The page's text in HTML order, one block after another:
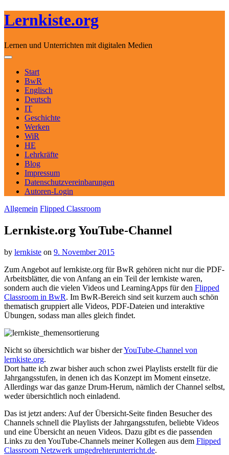
Lernkiste.org
Lernen und Unterrichten mit digitalen Medien
Skip to content
Toggle navigation
Start
BwR
Englisch
Deutsch
IT
Geschichte
Werken
WiR
HE
Lehrkräfte
Blog
Impressum
Datenschutzvereinbarungen
Autoren-Login
Allgemein Flipped Classroom
Lernkiste.org YouTube-Channel
by lernkiste on 9. November 2015
Zum Angebot auf lernkiste.org für BwR gehören nicht nur die PDF-
Arbeitsblätter, die von Anfang an ein Teil der lernkiste waren,
sondern auch die vielen Videos und LearningApps für den Flipped
Classroom in BwR. Im BwR-Bereich sind seit kurzem auch schön
thematisch gruppiert alle Videos, PDF-Dateien und interaktive
Übungen, sodass man alles gleich findet.
Nicht so übersichtlich war bisher derYouTube-Channel von
lernkiste.org.
Dort hatte ich zwar bisher auch schon zwei Playlists erstellt für die
Jahrgangsstufen, in denen ich das Konzept im Moment einsetze.
Allerdings war das ganze Drum-Herum, nämlich der Channel selbst,
weder übersichtlich noch einladend.
Das ist jetzt anders: Auf der Übersicht-Seite finden Besucher des
Channels schnell die Playlists der Jahrgangsstufen, beliebte Videos
und eine Übersicht an neuen Videos. Dazu gibt es die passenden
Links zu den YouTube-Channels meiner Kollegen aus dem Flipped
Classroom Netzwerk umgedrehterunterricht.de.